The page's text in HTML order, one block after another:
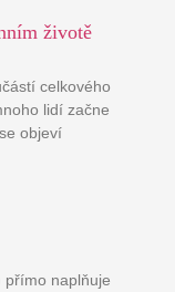
životě
celkového
lidí začne
objeví
přímo naplňuje